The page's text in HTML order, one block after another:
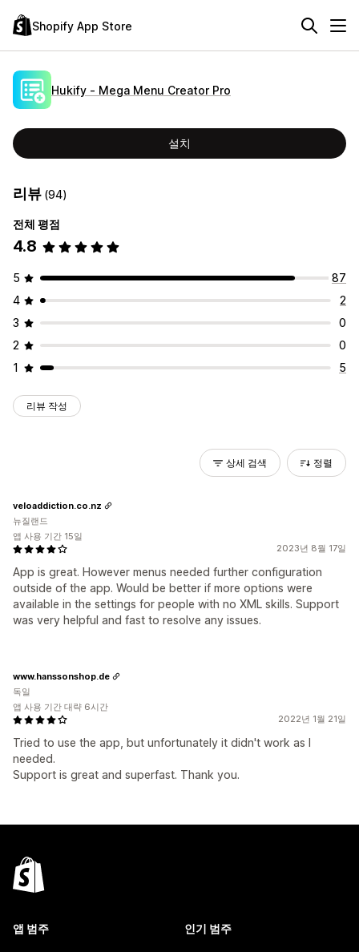
Shopify App Store
Hukify ‑ Mega Menu Creator Pro
설치
리뷰 (94)
전체 평점
4.8
5
87
4
2
3
0
2
0
1
5
리뷰 작성
상세 검색 정렬
2023년 8월 17일
App is great. However menus needed further configuration
outside of the app. Would be better if more options were
available in the settings for people with no XML skills. Support
was very helpful and fast to resolve any issues.
veloaddiction.co.nz
뉴질랜드
앱 사용 기간 15일
2022년 1월 21일
Tried to use the app, but unfortunately it didn't work as I
needed.
Support is great and superfast. Thank you.
www.hanssonshop.de
독일
앱 사용 기간 대략 6시간
앱 범주 인기 범주